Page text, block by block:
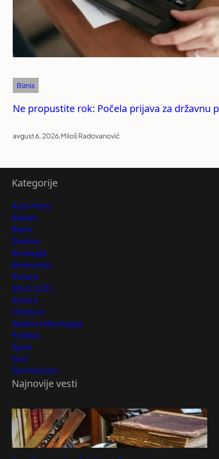
Biznis
Ne propustite rok: Počela prijava za državnu
avgust 6, 2026.Miloš Radovanović
Kategorije
Auto-Moto
Balkan
Biznis
Društvo
Ekologija
Ekonomija
Evropa
Izbori 2023
Kultura
Lifestyle
Nauka i tehnologija
Politika
Sport
Svet
Zanimljivosti
Najnovije vesti